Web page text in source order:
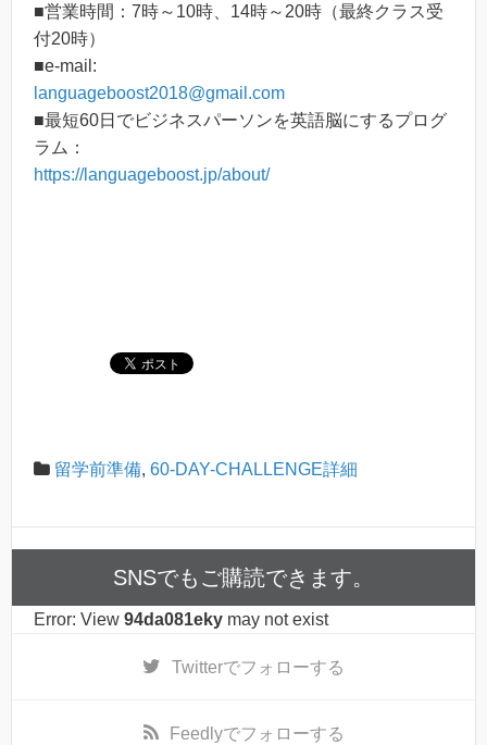
■営業時間：7時～10時、14時～20時（最終クラス受
付20時）
■e-mail:
languageboost2018@gmail.com
■最短60日でビジネスパーソンを英語脳にするプログ
ラム：
https://languageboost.jp/about/
留学前準備, 60-DAY-CHALLENGE詳細
SNSでもご購読できます。
Error: View 94da081eky may not exist
Twitterでフォローする
Feedlyでフォローする